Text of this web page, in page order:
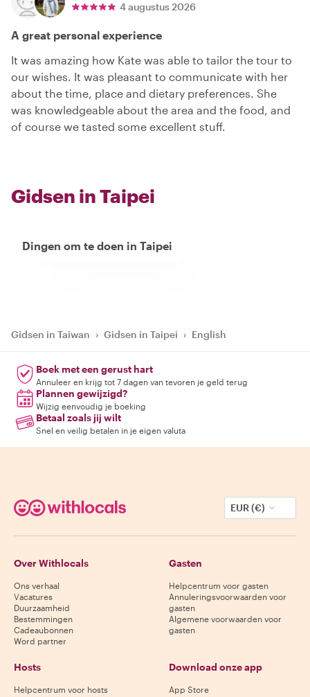
4 augustus 2026
A great personal experience
It was amazing how Kate was able to tailor the tour to
our wishes. It was pleasant to communicate with her
about the time, place and dietary preferences. She
was knowledgeable about the area and the food, and
of course we tasted some excellent stuff.
Gidsen in Taipei
Dingen om te doen in Taipei
Gidsen in Taiwan › Gidsen in Taipei › English
Boek met een gerust hart
Annuleer en krijg tot 7 dagen van tevoren je geld terug
Plannen gewijzigd?
Wijzig eenvoudig je boeking
Betaal zoals jij wilt
Snel en veilig betalen in je eigen valuta
EUR (€)
Over Withlocals
Ons verhaal
Vacatures
Duurzaamheid
Bestemmingen
Cadeaubonnen
Word partner
Gasten
Helpcentrum voor gasten
Annuleringsvoorwaarden voor
gasten
Algemene voorwaarden voor
gasten
Hosts
Helpcentrum voor hosts
Download onze app
App Store